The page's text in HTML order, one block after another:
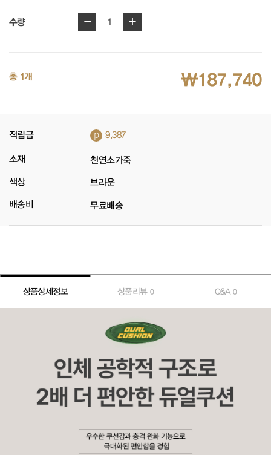
수량 - 1 +
총 1개 ₩187,740
적립금 p 9,387
소재 천연소가죽
색상 브라운
배송비 무료배송
상품상세정보 상품리뷰 0 Q&A0